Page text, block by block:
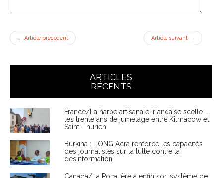
← Article précédent Article suivant →
ARTICLES
RÉCENTS
France/La harpe artisanale Irlandaise scelle
les trente ans de jumelage entre Kilmacow et
Saint-Thurien
Burkina : L’ONG Acra renforce les capacités
des journalistes sur la lutte contre la
désinformation
Canada/La Pocatière a enfin son système de